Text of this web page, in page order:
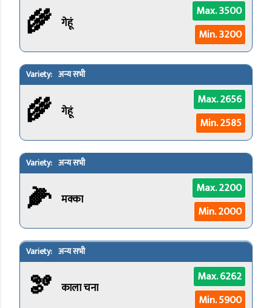
🌾 गेहूं
Max. 3500
Min. 3200
अन्य सभी
🌾 गेहूं
Max. 2656
Min. 2585
अन्य सभी
🌽 मक्का
Max. 2200
Min. 2000
अन्य सभी
🫘 काला चना
Max. 6262
Min. 5900